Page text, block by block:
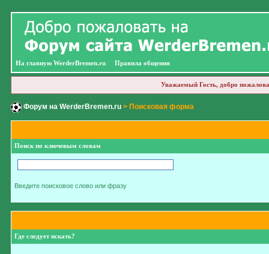
На главную WerderBremen.ru Правила общения
Уважаемый Гость, добро
Форум на WerderBremen.ru> Поисковая форма
Поиск по ключевым словам
Введите поисковое слово или фразу
Где следует искать?